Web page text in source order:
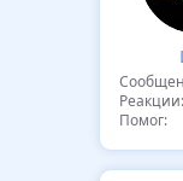
Реакции
Помог